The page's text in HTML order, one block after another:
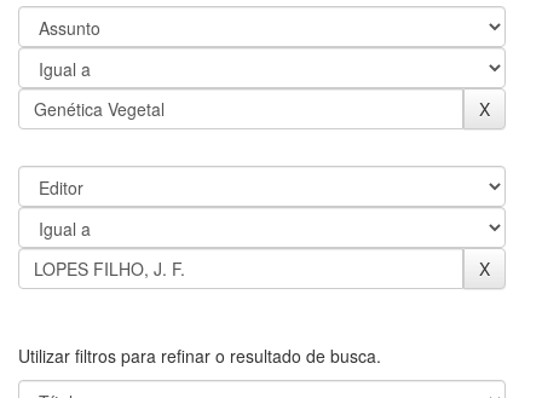
Utilizar filtros para refinar o resultado de busca.